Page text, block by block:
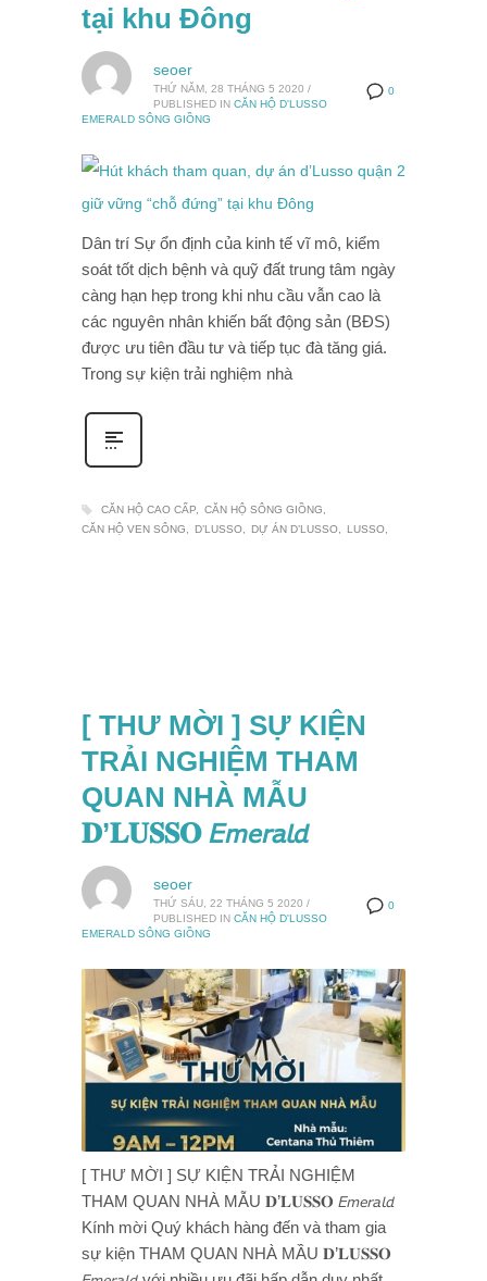
tại khu Đông
0
seoer
THỨ NĂM, 28 THÁNG 5 2020 /
PUBLISHED IN CĂN HỘ D'LUSSO
EMERALD SÔNG GIỒNG
Dân trí Sự ổn định của kinh tế vĩ mô, kiểm
soát tốt dịch bệnh và quỹ đất trung tâm ngày
càng hạn hẹp trong khi nhu cầu vẫn cao là
các nguyên nhân khiến bất động sản (BĐS)
được ưu tiên đầu tư và tiếp tục đà tăng giá.
Trong sự kiện trải nghiệm nhà
CĂN HỘ CAO CẤP
CĂN HỘ SÔNG GIỒNG
CĂN HỘ VEN SÔNG
D’LUSSO DỰ ÁN D’LUSSO LUSSO
[ THƯ MỜI ] SỰ KIỆN
TRẢI NGHIỆM THAM
QUAN NHÀ MẪU
𝐃’𝐋𝐔𝐒𝐒𝐎 𝘌𝘮𝘦𝘳𝘢𝘭𝘥
0
seoer
THỨ SÁU, 22 THÁNG 5 2020 /
PUBLISHED IN CĂN HỘ D'LUSSO
EMERALD SÔNG GIỒNG
[ THƯ MỜI ] SỰ KIỆN TRẢI NGHIỆM
THAM QUAN NHÀ MẪU 𝐃’𝐋𝐔𝐒𝐒𝐎 𝘌𝘮𝘦𝘳𝘢𝘭𝘥
Kính mời Quý khách hàng đến và tham gia
sự kiện THAM QUAN NHÀ MẦU 𝐃’𝐋𝐔𝐒𝐒𝐎